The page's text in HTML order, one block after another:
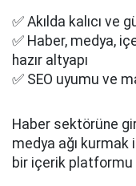
✅ Akılda kalıcı ve
✅ Haber, medya,
hazır altyapı
✅ SEO uyumu ve
Haber sektörüne
medya ağı
bir içerik platformu